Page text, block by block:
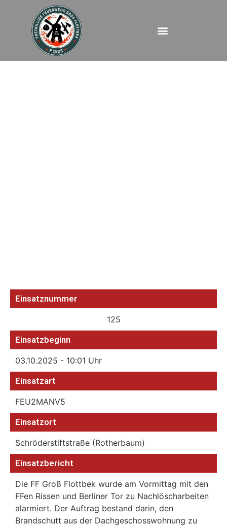
Einsatznummer
125
Einsatzbeginn
03.10.2025 - 10:01 Uhr
Einsatzart
FEU2MANV5
Einsatzort
Schröderstiftstraße (Rotherbaum)
Einsatzbericht
Die FF Groß Flottbek wurde am Vormittag mit den
FFen Rissen und Berliner Tor zu Nachlöscharbeiten
alarmiert. Der Auftrag bestand darin, den
Brandschutt aus der Dachgeschosswohnung zu